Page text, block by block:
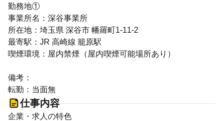
勤務地①
事業所名：深谷事業所
所在地：埼玉県 深谷市 幡羅町1-11-2
最寄駅：JR 高崎線 籠原駅
喫煙環境：屋内禁煙（屋内喫煙可能場所あり）
備考：
転勤：当面無
仕事内容
企業・求人の特色